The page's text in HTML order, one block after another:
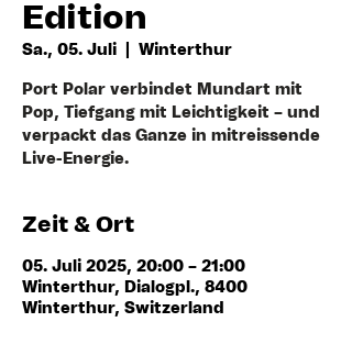
Edition
Sa., 05. Juli Winterthur
Port Polar verbindet Mundart mit
Pop, Tiefgang mit Leichtigkeit – und
verpackt das Ganze in mitreissende
Live-Energie.
Zeit & Ort
05. Juli 2025, 20:00 – 21:00
Winterthur, Dialogpl., 8400
Winterthur, Switzerland